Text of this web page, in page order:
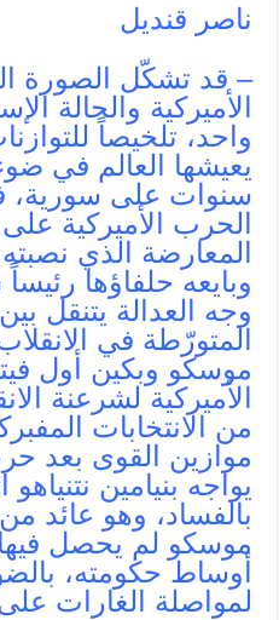
ناصر قنديل
– قد تشكّل الصورة
الأميركية والحالة
واحد، تلخيصاً
يعيشها العالم في
سنوات على سورية،
الحرب الأميركية
المعارضة الذي
وبايعه حلفاؤها
وجه العدالة يتنقل
المتورّطة في
موسكو وبكين أول
الأميركية لشرعنة
من الانتخابات
موازين القوى بعد
يواجه بنيامين
بالفساد، وهو عائد
موسكو لم يحصل
أوساط حكومته،
لمواصلة الغارات